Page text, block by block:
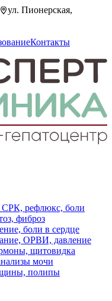
ул. Пионерская,
Контакты
СРК, рефлюкс, боли
фиброз
боли в сердце
ОРВИ, давление
щитовидка
мочи
полипы